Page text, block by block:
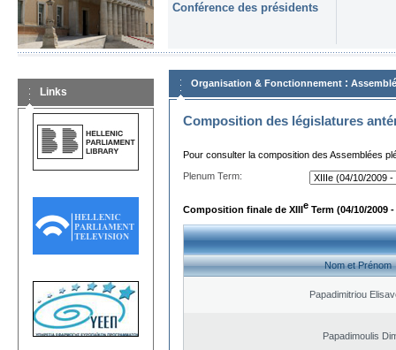
Conférence des présidents
Links
Organisation & Fonctionnement :
Composition des législatures
Pour consulter la composition des Assemblées
Plenum Term:
Composition finale de XIIIe Term (04/10/2009 -
Nom et Prénom
Papadimitriou
Papadimoulis